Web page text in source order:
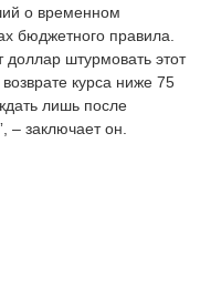
о временном
бюджетного правила.
штурмовать этот
курса ниже 75
лишь после
– заключает он.